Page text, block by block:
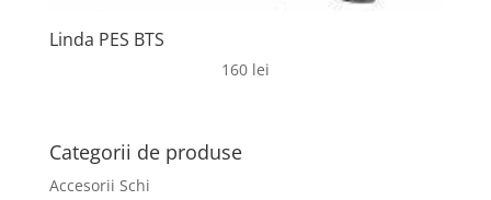
Linda PES BTS
160 lei
Categorii de produse
Accesorii Schi